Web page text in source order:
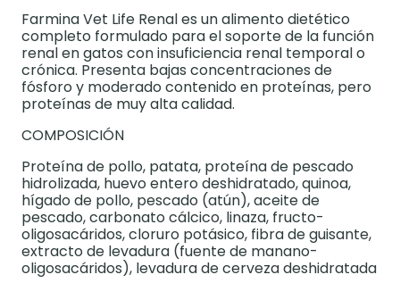
Farmina Vet Life Renal es un alimento dietético
completo formulado para el soporte de la función
renal en gatos con insuficiencia renal temporal o
crónica. Presenta bajas concentraciones de
fósforo y moderado contenido en proteínas, pero
proteínas de muy alta calidad.
COMPOSICIÓN
Proteína de pollo, patata, proteína de pescado
hidrolizada, huevo entero deshidratado, quinoa,
hígado de pollo, pescado (atún), aceite de
pescado, carbonato cálcico, linaza, fructo-
oligosacáridos, cloruro potásico, fibra de guisante,
extracto de levadura (fuente de manano-
oligosacáridos), levadura de cerveza deshidratada